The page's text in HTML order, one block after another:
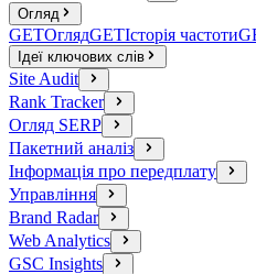
Огляд
GETОглядGETІсторія частоти
Ідеї ключових слів
Site Audit
Rank Tracker
Огляд SERP
Пакетний аналіз
Інформація про передплату
Управління
Brand Radar
Web Analytics
GSC Insights